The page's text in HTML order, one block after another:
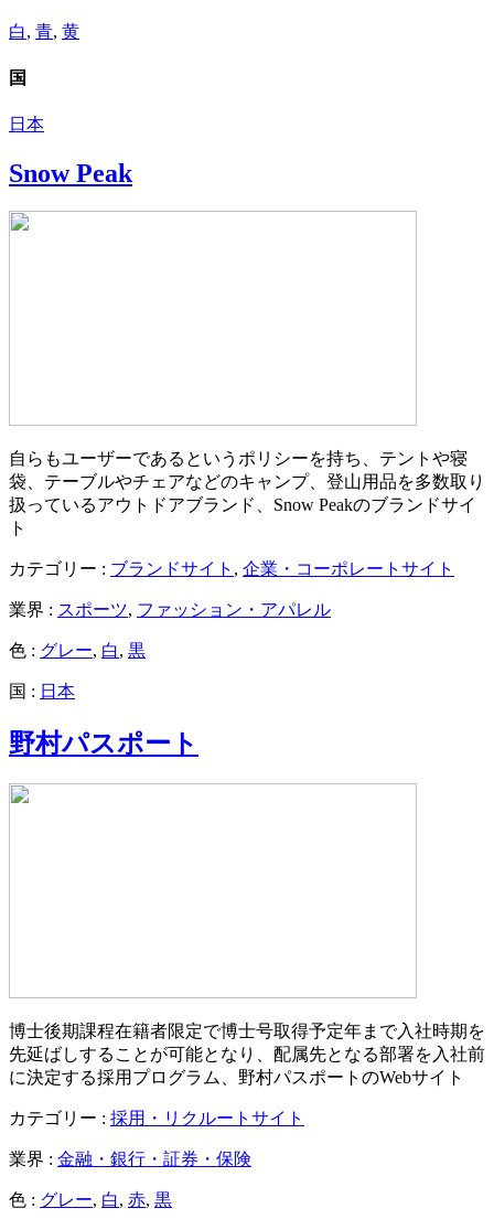
白, 青, 黄
国
日本
Snow Peak
自らもユーザーであるというポリシーを持ち、テントや寝
袋、テーブルやチェアなどのキャンプ、登山用品を多数取り
扱っているアウトドアブランド、Snow Peakのブランドサイ
ト
カテゴリー : ブランドサイト , 企業・コーポレートサイト
業界 : スポーツ, ファッション・アパレル
色 : グレー, 白, 黒
国 : 日本
野村パスポート
博士後期課程在籍者限定で博士号取得予定年まで入社時期を
先延ばしすることが可能となり、配属先となる部署を入社前
に決定する採用プログラム、野村パスポートのWebサイト
カテゴリー : 採用・リクルートサイト
業界 : 金融・銀行・証券・保険
色 : グレー, 白, 赤, 黒